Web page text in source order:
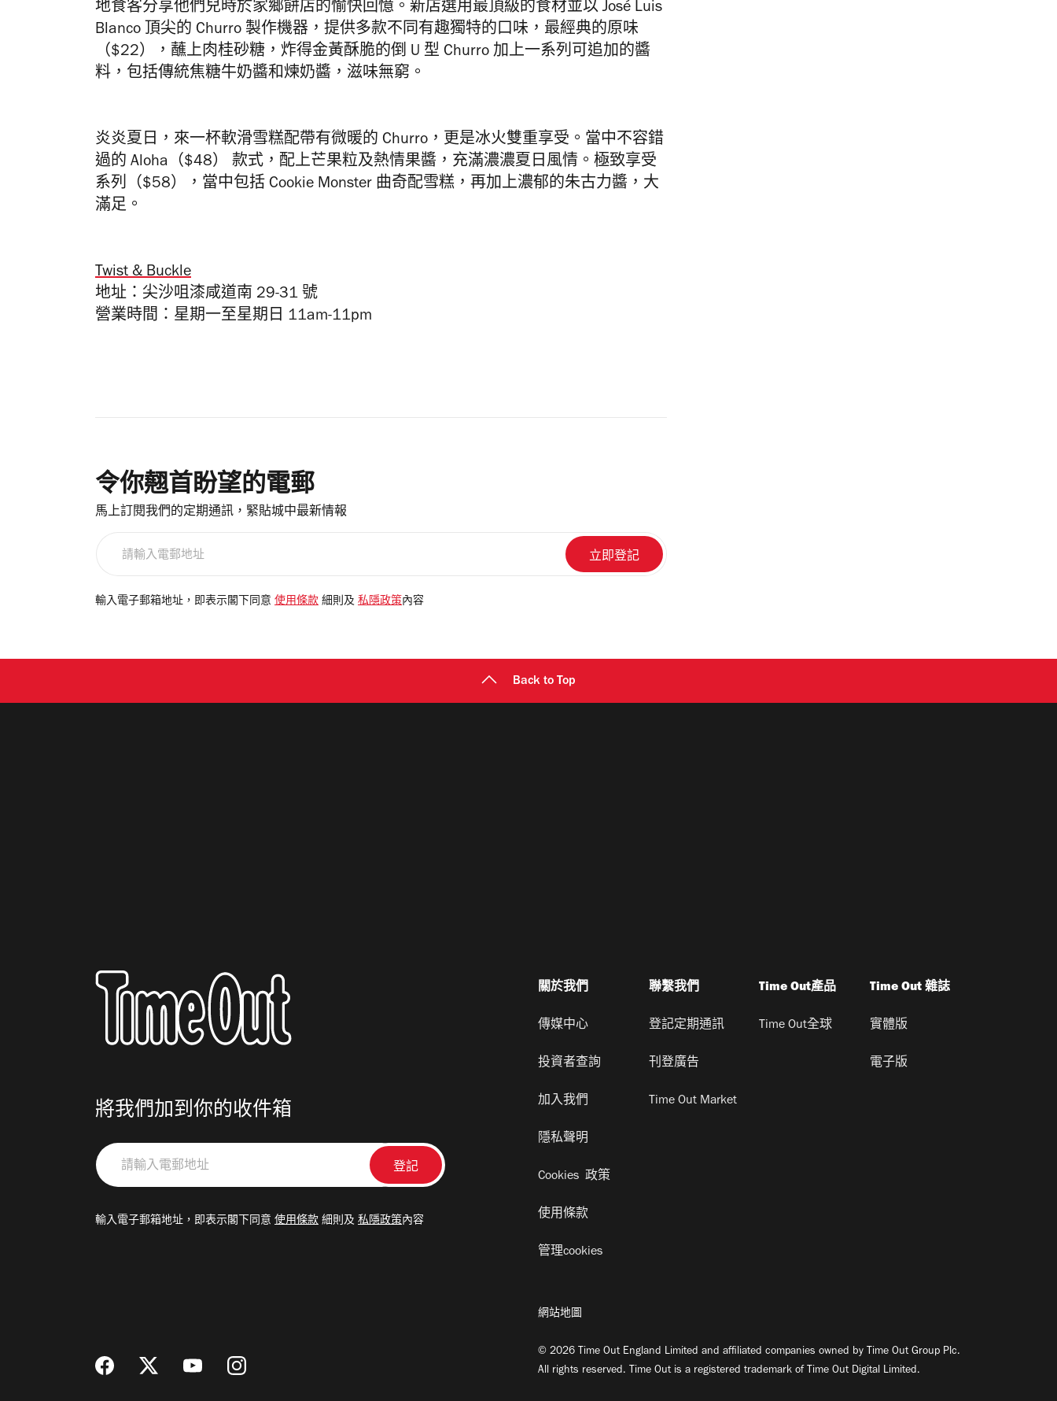
地食客分享他們兒時於家鄉餅店的愉快回憶。新店選用最頂級的食材並以 José Luis
Blanco 頂尖的 Churro 製作機器，提供多款不同有趣獨特的口味，最經典的原味
（$22） ，蘸上肉桂砂糖，炸得金黃酥脆的倒 U 型 Churro 加上一系列可追加的醬
料，包括傳統焦糖牛奶醬和煉奶醬，滋味無窮。
炎炎夏日，來一杯軟滑雪糕配帶有微暖的 Churro，更是冰火雙重享受。 當中不容錯
過的 Aloha（$48） 款式，配上芒果粒及熱情果醬，充滿濃濃夏日風情。 極致享受
系列（$58） ，當中包括 Cookie Monster 曲奇配雪糕，再加上濃郁的朱古力醬，大
滿足。
Twist & Buckle
地址：尖沙咀漆咸道南 29-31 號
營業時間：星期一至星期日 11am-11pm
令你翹首盼望的電郵
馬上訂閱我們的定期通訊，緊貼城中最新情報
電
輸入電子郵箱地址，即表示閣下同意 使用條款 細則及 私隱政策 內容
Back to Top
將我們加到你的收件箱
請
輸
郵
輸入電子郵箱地址，即表示閣下同意 使用條款 細則及 私隱政策內容
關於我們
傳媒中心
投資者查詢
加入我們
隱私聲明
Cookies 政策
使用條款
管理cookies
聯繫我們
登記定期通訊
刊登廣告
Time Out Market
Time Out產品
Time Out全球
Time Out 雜誌
實體版
電子版
網站地圖
© 2026 Time Out England Limited and affiliated companies owned by Time Out Group Plc.
All rights reserved. Time Out is a registered trademark of Time Out Digital Limited.